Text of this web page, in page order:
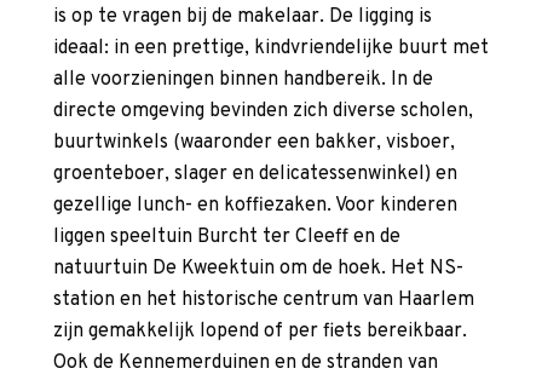
is op te vragen bij de makelaar. De ligging is
ideaal: in een prettige, kindvriendelijke buurt met
alle voorzieningen binnen handbereik. In de
directe omgeving bevinden zich diverse scholen,
buurtwinkels (waaronder een bakker, visboer,
groenteboer, slager en delicatessenwinkel) en
gezellige lunch- en koffiezaken. Voor kinderen
liggen speeltuin Burcht ter Cleeff en de
natuurtuin De Kweektuin om de hoek. Het NS-
station en het historische centrum van Haarlem
zijn gemakkelijk lopend of per fiets bereikbaar.
Ook de Kennemerduinen en de stranden van